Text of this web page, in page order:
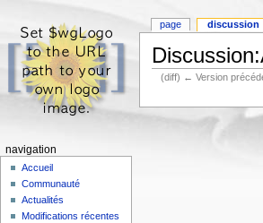
(diff) ← Version
page discussion
navigation
Accueil
Communauté
Actualités
Modifications récentes